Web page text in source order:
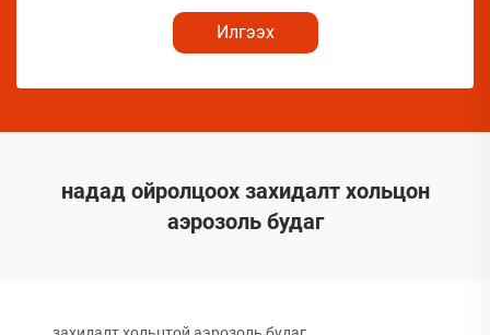
Илгээх
надад ойролцоох захидалт хольцон
аэрозоль будаг